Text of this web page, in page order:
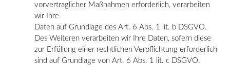
vorvertraglicher Maßnahmen erforderlich, verarbeiten
wir Ihre
Daten auf Grundlage des Art. 6 Abs. 1 lit. b DSGVO.
Des Weiteren verarbeiten wir Ihre Daten, sofern diese
zur Erfüllung einer rechtlichen Verpflichtung erforderlich
sind auf Grundlage von Art. 6 Abs. 1 lit. c DSGVO.